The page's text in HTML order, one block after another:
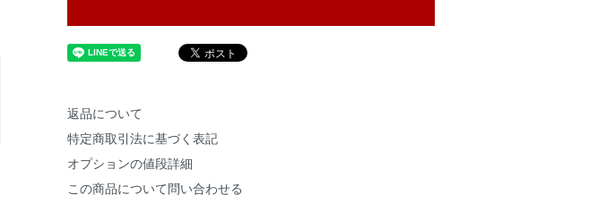
返品について
特定商取引法に基づく表記
オプションの値段詳細
この商品について問い合わせる